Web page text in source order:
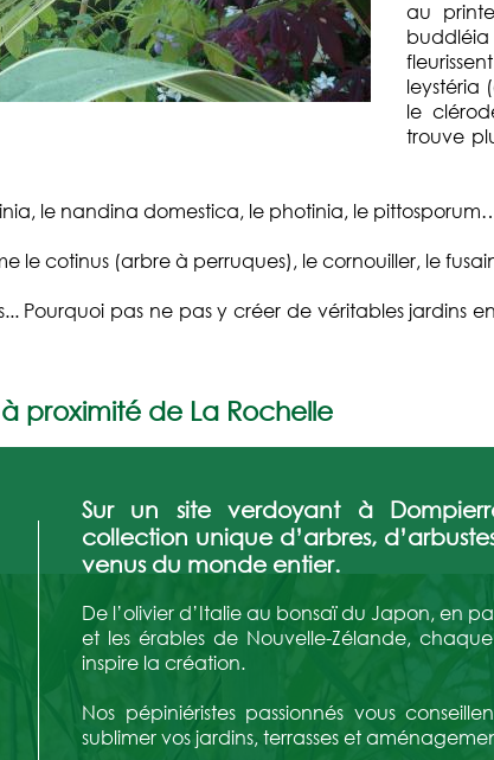
au
leystéria
le
trouve
le nandina domestica, le photinia, le
le cotinus (arbre à perruques), le cornouiller, le
Pourquoi pas ne pas y créer de véritables jardins
proximité de La Rochelle
Sur un site verdoyant à
collection unique d’arbres,
venus du monde entier.
De l’olivier d’Italie au bonsaï du Japon, en
et les érables de Nouvelle-Zélande,
inspire la création.
Nos pépiniéristes passionnés vous
sublimer vos jardins, terrasses et